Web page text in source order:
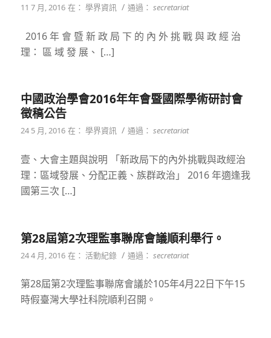
11 7 月, 2016 在： 學界資訊 / 通過： secretariat
2016 年 會 暨 新 政 局 下 的 內 外 挑 戰 與 政 經 治
理： 區 域 發 展、 […]
中國政治學會2016年年會暨國際學術研討會
徵稿公告
24 5 月, 2016 在： 學界資訊 / 通過： secretariat
壹、大會主題與說明 「新政局下的內外挑戰與政經治
理：區域發展、分配正義、族群政治」 2016 年適逢我
國第三次 […]
第28屆第2次理監事聯席會議順利舉行。
24 4 月, 2016 在： 活動紀錄 / 通過： secretariat
第28屆第2次理監事聯席會議於105年4月22日下午15
時假臺灣大學社科院順利召開。